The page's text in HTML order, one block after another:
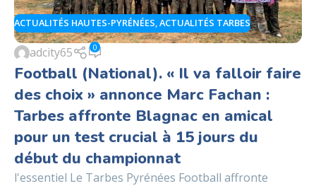
ACTUALITÉS HAUTES-PYRÉNÉES,ACTUALITÉS TARBES
adcity65 0
Football (National). « Il va falloir faire
des choix » annonce Marc Fachan :
Tarbes affronte Blagnac en amical
pour un test crucial à 15 jours du
début du championnat
l'essentiel Le Tarbes Pyrénées Football affronte